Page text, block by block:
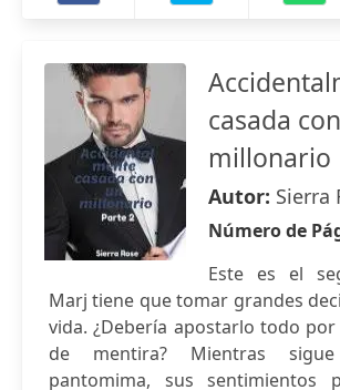
casada
millonario
Autor: Sierra
Número de
Este es el
Marj tiene que tomar grandes
vida. ¿Debería apostarlo todo
de mentira? Mientras
pantomima, sus sentimientos